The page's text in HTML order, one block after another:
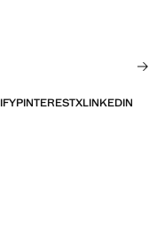
PINTERESTXLINKEDIN